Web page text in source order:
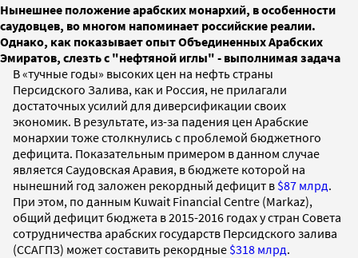
Нынешнее положение арабских монархий, в особенности
саудовцев, во многом напоминает российские реалии.
Однако, как показывает опыт Объединенных Арабских
Эмиратов, слезть с "нефтяной иглы" - выполнимая задача
В «тучные годы» высоких цен на нефть страны
Персидского Залива, как и Россия, не прилагали
достаточных усилий для диверсификации своих
экономик. В результате, из-за падения цен Арабские
монархии тоже столкнулись с проблемой бюджетного
дефицита. Показательным примером в данном случае
является Саудовская Аравия, в бюджете которой на
нынешний год заложен рекордный дефицит в $87 млрд.
При этом, по данным Kuwait Financial Centre (Markaz),
общий дефицит бюджета в 2015-2016 годах у стран Совета
сотрудничества арабских государств Персидского залива
(ССАГПЗ) может составить рекордные $318 млрд.